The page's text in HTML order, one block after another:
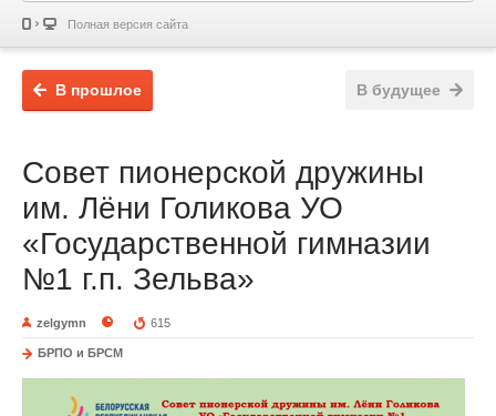
Полная версия сайта
В будущее
В прошлое
Совет пионерской дружины
им. Лёни Голикова УО
«Государственной гимназии
№1 г.п. Зельва»
zelgymn 615
БРПО и БРСМ